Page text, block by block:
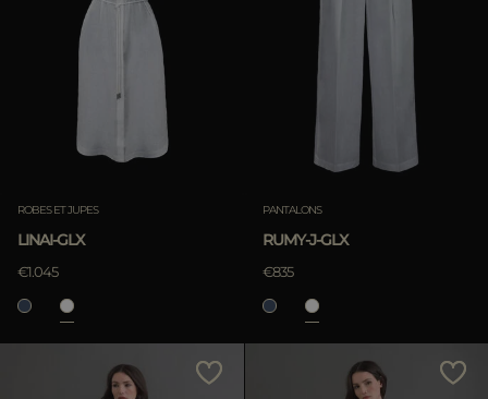
ROBES ET JUPES
LINAI-GLX
€1.045
PANTALONS
RUMY-J-GLX
€835